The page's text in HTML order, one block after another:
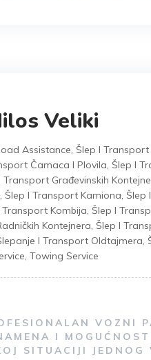
Veliki
Assistance, Šlep I
Čamaca I Plovila, Šlep I
Transport Građevinskih
, Šlep I Transport Kamiona, Šlep
Transport Kombija, Šlep I
Kontejnera, Šlep I
I Transport Oldtajmera,
, Towing Service
VOZNI
I
SITUACIJI